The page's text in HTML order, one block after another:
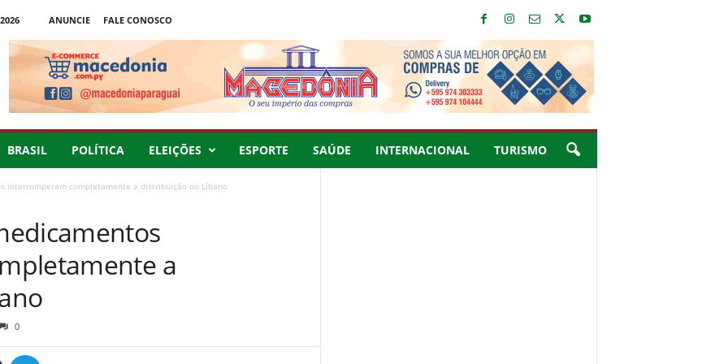
ANUNCIE FALE CONOSCO
BRASIL POLÍTICA ELEIÇÕES ESPORTE SAÚDE INTERNACIONAL TURISMO
interromperam completamente a distribuição no Líbano
a
0